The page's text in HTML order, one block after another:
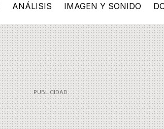
ANÁLISIS IMAGEN Y SONIDO